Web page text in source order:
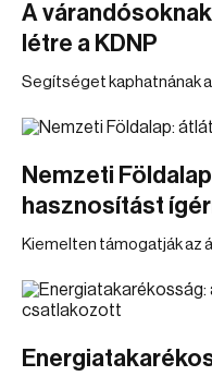
A
létre a KDNP
Segítséget kaphatnának
Nemzeti
hasznosítást
Kiemelten támogatják az